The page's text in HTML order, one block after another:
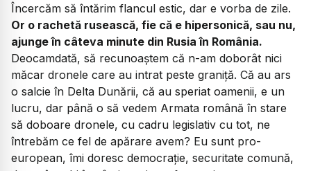
Încercăm să întărim flancul estic, dar e vorba de zile.
Or o rachetă rusească, fie că e hipersonică, sau nu,
ajunge în câteva minute din Rusia în România.
Deocamdată, să recunoaștem că n-am doborât nici
măcar dronele care au intrat peste graniță. Că au ars
o salcie în Delta Dunării, că au speriat oamenii, e un
lucru, dar până o să vedem Armata română în stare
să doboare dronele, cu cadru legislativ cu tot, ne
întrebăm ce fel de apărare avem? Eu sunt pro-
european, îmi doresc democrație, securitate comună,